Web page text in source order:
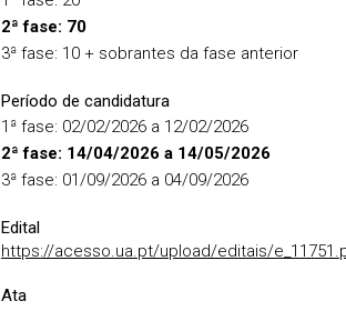
2ª fase: 70
3ª fase: 10 + sobrantes da fase anterior
Período de candidatura
1ª fase: 02/02/2026 a 12/02/2026
2ª fase: 14/04/2026 a 14/05/2026
3ª fase: 01/09/2026 a 04/09/2026
Edital
https://acesso.ua.pt/upload/editais/
Ata